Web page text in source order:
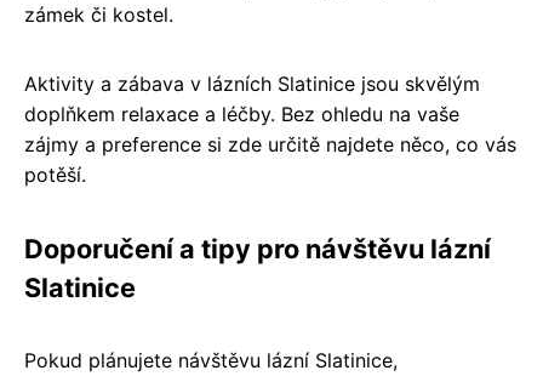
zámek či kostel.
Aktivity a zábava v lázních Slatinice jsou skvělým
doplňkem relaxace a léčby. Bez ohledu na vaše
zájmy a preference si zde určitě najdete něco, co vás
potěší.
Doporučení a tipy pro návštěvu lázní
Slatinice
Pokud plánujete návštěvu lázní Slatinice,